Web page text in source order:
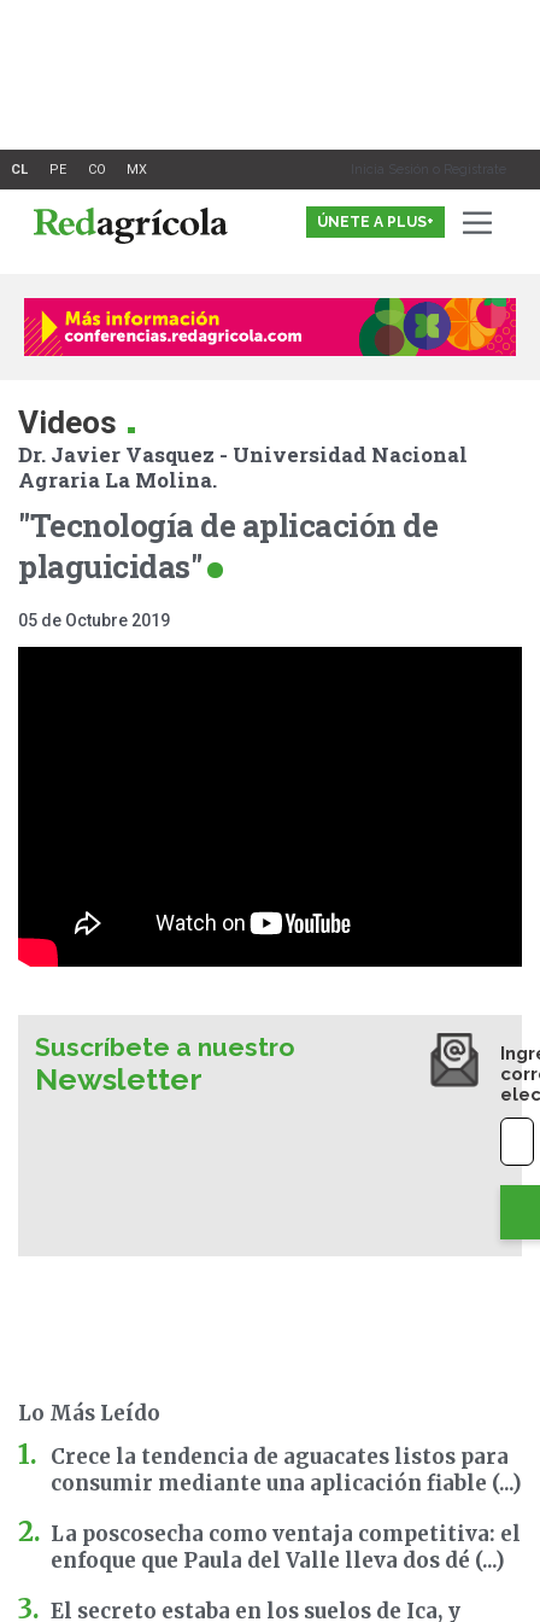
Inicia Sesión o Registrate
ÚNETE A PLUS+
Videos .
Dr. Javier Vasquez - Universidad Nacional
Agraria La Molina.
"Tecnología de aplicación de
plaguicidas"
05 de Octubre 2019
Suscríbete a nuestro
Newsletter
Lo Más Leído
Crece la tendencia de aguacates listos para
consumir mediante una aplicación fiable (...)
La poscosecha como ventaja competitiva: el
enfoque que Paula del Valle lleva dos dé (...)
El secreto estaba en los suelos de Ica, y